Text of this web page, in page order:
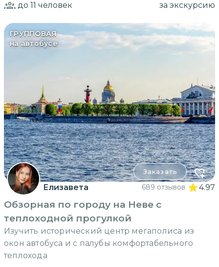
до 11 человек за экскурсию
ГРУППОВАЯ
на автобусе
Заказать
Елизавета 689 отзывов 4.97
Обзорная по городу на Неве с
теплоходной прогулкой
Изучить исторический центр мегаполиса из
окон автобуса и с палубы комфортабельного
теплохода